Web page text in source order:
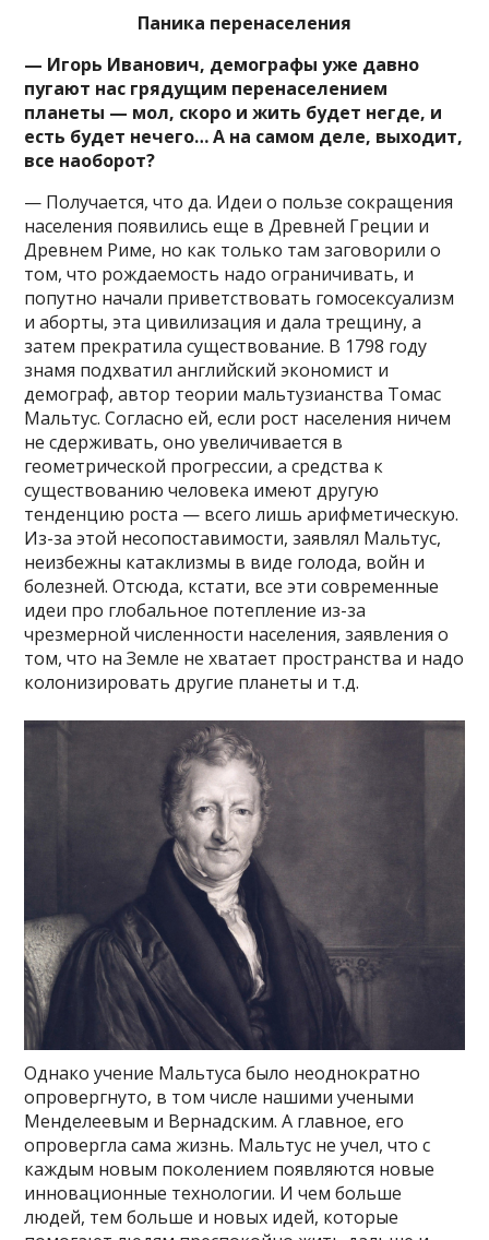
Паника перенаселения
— Игорь Иванович, демографы уже давно
пугают нас грядущим перенаселением
планеты — мол, скоро и жить будет негде, и
есть будет нечего… А на самом деле, выходит,
все наоборот?
— Получается, что да. Идеи о пользе сокращения
населения появились еще в Древней Греции и
Древнем Риме, но как только там заговорили о
том, что рождаемость надо ограничивать, и
попутно начали приветствовать гомосексуализм
и аборты, эта цивилизация и дала трещину, а
затем прекратила существование. В 1798 году
знамя подхватил английский экономист и
демограф, автор теории мальтузианства Томас
Мальтус. Согласно ей, если рост населения ничем
не сдерживать, оно увеличивается в
геометрической прогрессии, а средства к
существованию человека имеют другую
тенденцию роста — всего лишь арифметическую.
Из-за этой несопоставимости, заявлял Мальтус,
неизбежны катаклизмы в виде голода, войн и
болезней. Отсюда, кстати, все эти современные
идеи про глобальное потепление из-за
чрезмерной численности населения, заявления о
том, что на Земле не хватает пространства и надо
колонизировать другие планеты и т.д.
Однако учение Мальтуса было неоднократно
опровергнуто, в том числе нашими учеными
Менделеевым и Вернадским. А главное, его
опровергла сама жизнь. Мальтус не учел, что с
каждым новым поколением появляются новые
инновационные технологии. И чем больше
людей, тем больше и новых идей, которые